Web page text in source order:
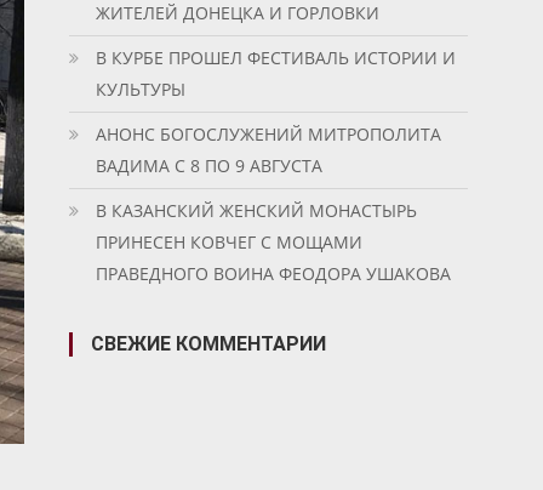
ЖИТЕЛЕЙ ДОНЕЦКА И ГОРЛОВКИ
В КУРБЕ ПРОШЕЛ ФЕСТИВАЛЬ ИСТОРИИ И
КУЛЬТУРЫ
АНОНС БОГОСЛУЖЕНИЙ МИТРОПОЛИТА
ВАДИМА С 8 ПО 9 АВГУСТА
В КАЗАНСКИЙ ЖЕНСКИЙ МОНАСТЫРЬ
ПРИНЕСЕН КОВЧЕГ С МОЩАМИ
ПРАВЕДНОГО ВОИНА ФЕОДОРА УШАКОВА
СВЕЖИЕ КОММЕНТАРИИ